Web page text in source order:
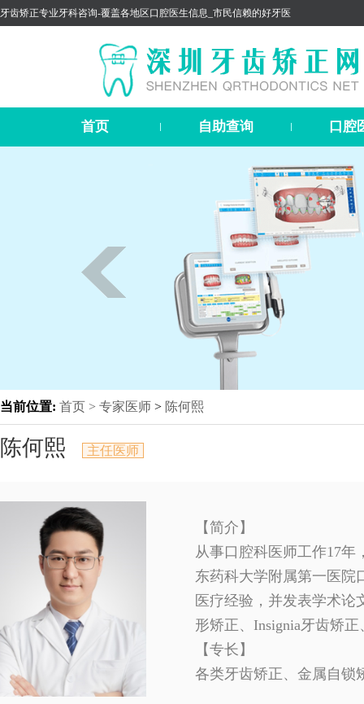
牙齿矫正专业牙科咨询-覆盖各地区口腔医生信息_市民信赖的好牙医
首页 自助查询 口腔
当前位置: 首页 > 专家医师 > 陈何熙
陈何熙 主任医师
【简介】
从事口腔科医师工作17
东药科大学附属第一医院
医疗经验，并发表学术论
形矫正、Insignia牙齿矫
【专长】
各类牙齿矫正、金属自锁